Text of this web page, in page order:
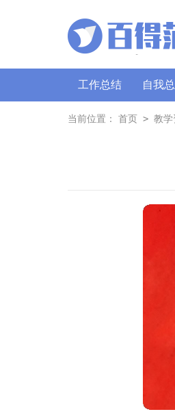
工作总结 自我
策划书 讲话稿
当前位置： 首页 > 教学